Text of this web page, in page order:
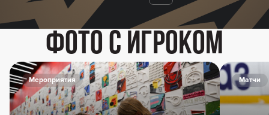
Фото с игроком
Мероприятия Матчи